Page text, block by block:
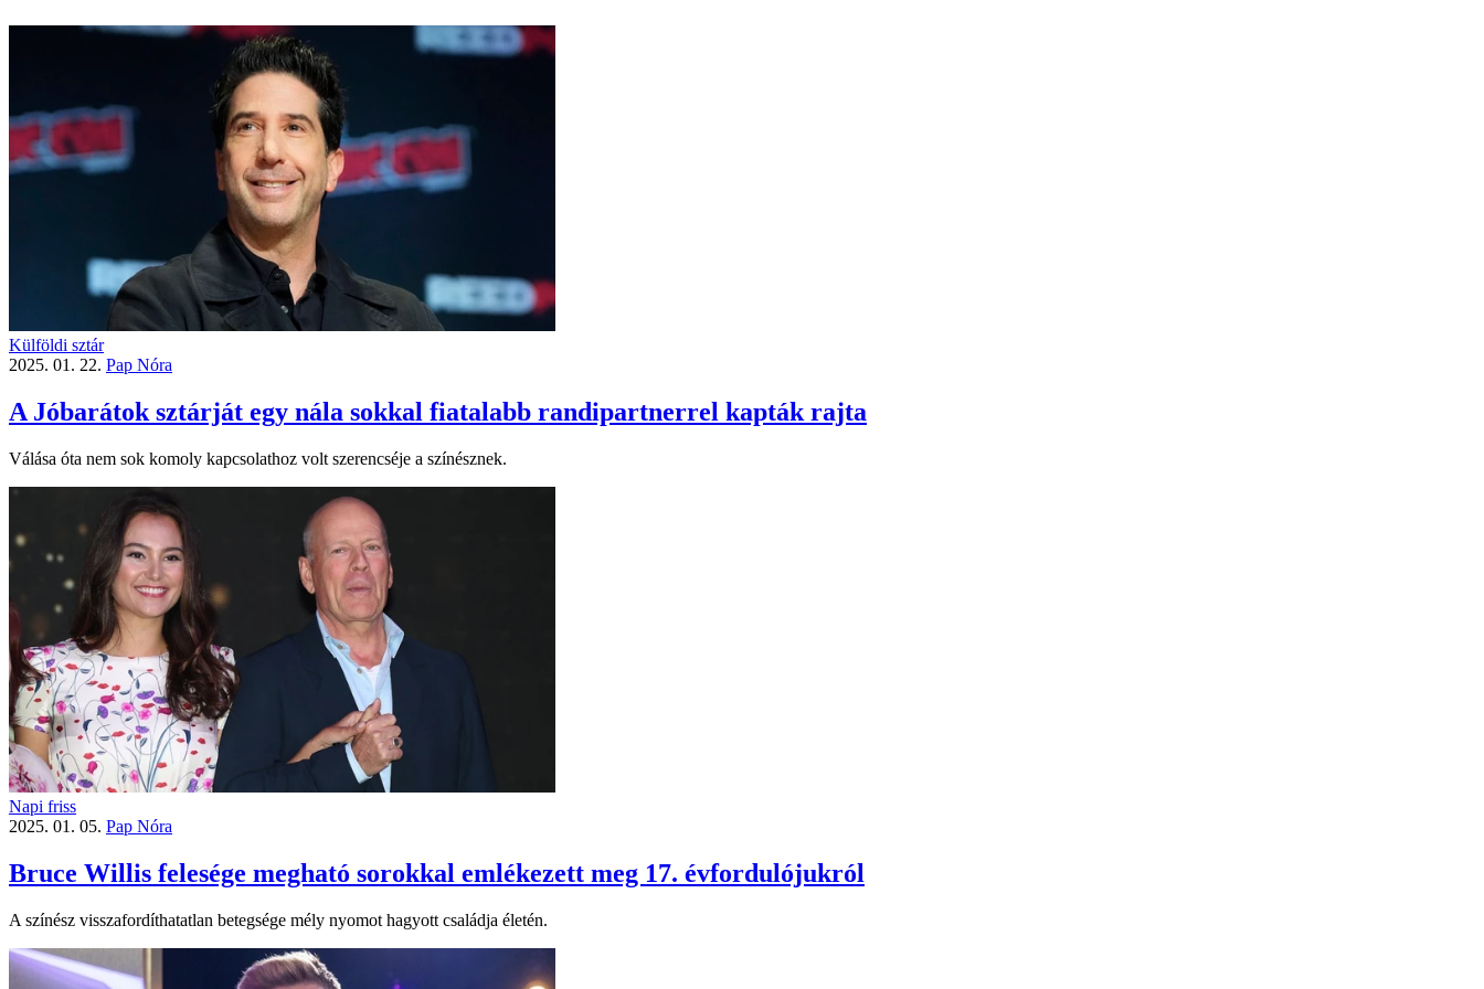
Külföldi sztár
2025. 01. 22. Pap Nóra
A Jóbarátok sztárját egy nála sokkal fiatalabb randipartnerrel kapták rajta
Válása óta nem sok komoly kapcsolathoz volt szerencséje a színésznek.
Napi friss
2025. 01. 05. Pap Nóra
Bruce Willis felesége megható sorokkal emlékezett meg 17. évfordulójukról
A színész visszafordíthatatlan betegsége mély nyomot hagyott családja életén.